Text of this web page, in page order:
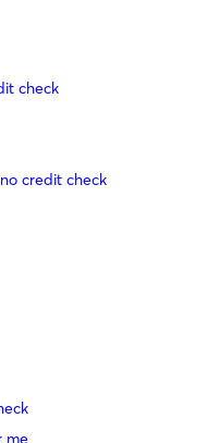
check
credit check
me